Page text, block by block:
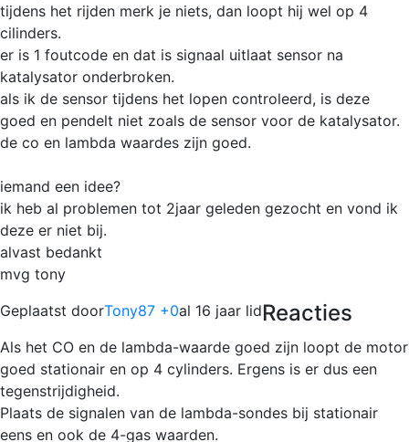
tijdens het rijden merk je niets, dan loopt hij wel op 4
cilinders.
er is 1 foutcode en dat is signaal uitlaat sensor na
katalysator onderbroken.
als ik de sensor tijdens het lopen controleerd, is deze
goed en pendelt niet zoals de sensor voor de katalysator.
de co en lambda waardes zijn goed.
iemand een idee?
ik heb al problemen tot 2jaar geleden gezocht en vond ik
deze er niet bij.
alvast bedankt
mvg tony
Geplaatst doorTony87 +0al 16 jaar lidReacties
Als het CO en de lambda-waarde goed zijn loopt de motor
goed stationair en op 4 cylinders. Ergens is er dus een
tegenstrijdigheid.
Plaats de signalen van de lambda-sondes bij stationair
eens en ook de 4-gas waarden.